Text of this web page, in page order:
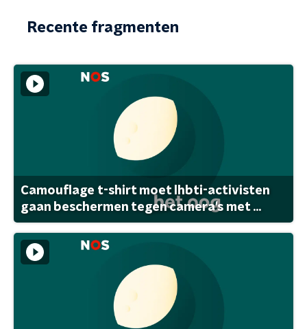
Recente fragmenten
Camouflage t-shirt moet lhbti-activisten
gaan beschermen tegen camera's met ...